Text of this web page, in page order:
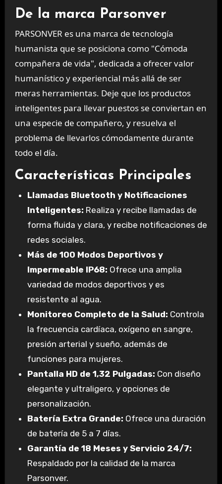
De la marca Parsonver
PARSONVER es una marca de tecnología
humanista que se posiciona como "Cómoda
compañera de vida", dedicada a ofrecer valor
humanístico y experiencial más allá de ser
meras herramientas. Deje que los productos
inteligentes para llevar puestos se conviertan en
una especie de compañero, y resuelva el
problema de llevarlos cómodamente durante
todo el día.
Características Principales
Llamadas Bluetooth y Notificaciones
Inteligentes: Realiza y recibe llamadas de
forma fluida y clara, y recibe notificaciones de
redes sociales.
Más de 100 Modos Deportivos y
Impermeable IP68: Ofrece una amplia
variedad de modos deportivos y es
resistente al agua.
Monitoreo Completo de la Salud: Controla
la frecuencia cardíaca, oxígeno en sangre,
presión arterial y sueño, además de
funciones para mujeres.
Pantalla HD de 1,32 Pulgadas: Con diseño
elegante y ultraligero, y opciones de
personalización.
Batería Extra Grande: Ofrece una duración
de batería de 5 a 7 días.
Garantía de 18 Meses y Servicio 24/7:
Respaldado por la calidad de la marca
Parsonver.